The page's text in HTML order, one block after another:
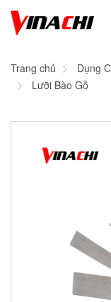
Trang chủ Dụng
Lưỡi Bào Gỗ